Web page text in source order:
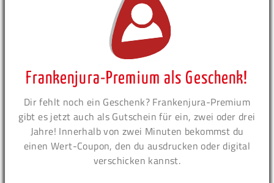
Frankenjura-Premium als Geschenk!
Dir fehlt noch ein Geschenk? Frankenjura-Premium
gibt es jetzt auch als Gutschein für ein, zwei oder drei
Jahre! Innerhalb von zwei Minuten bekommst du
einen Wert-Coupon, den du ausdrucken oder digital
verschicken kannst.